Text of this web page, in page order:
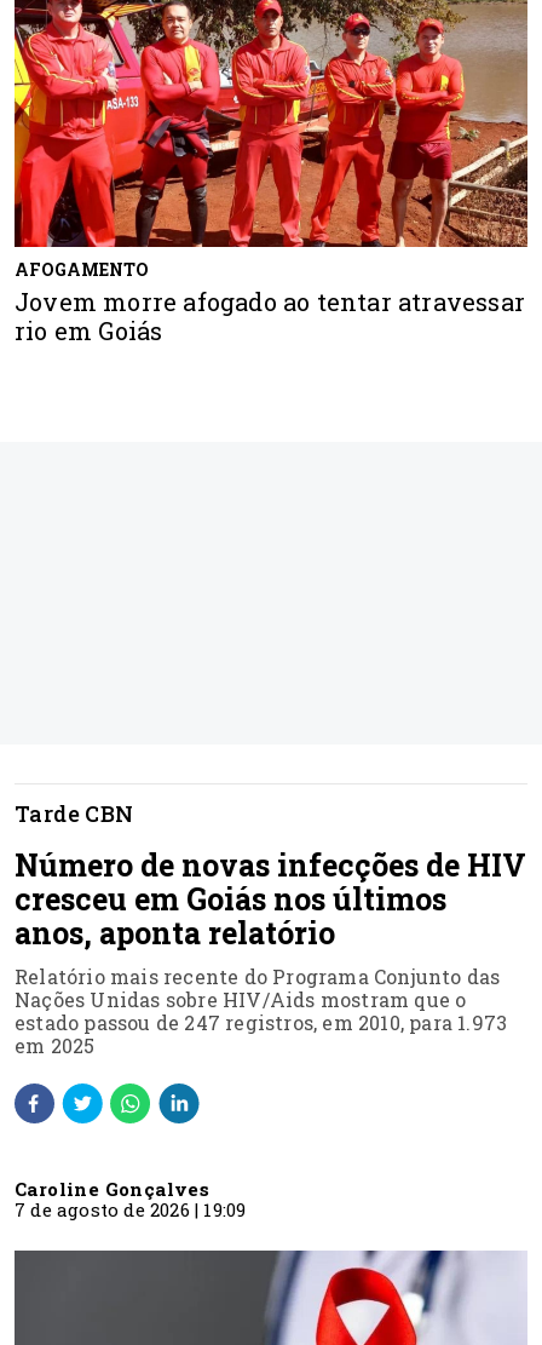
AFOGAMENTO
Jovem morre afogado ao tentar atravessar
rio em Goiás
Tarde CBN
Número de novas infecções de HIV
cresceu em Goiás nos últimos
anos, aponta relatório
Relatório mais recente do Programa Conjunto das
Nações Unidas sobre HIV/Aids mostram que o
estado passou de 247 registros, em 2010, para 1.973
em 2025
Caroline Gonçalves
7 de agosto de 2026 | 19:09